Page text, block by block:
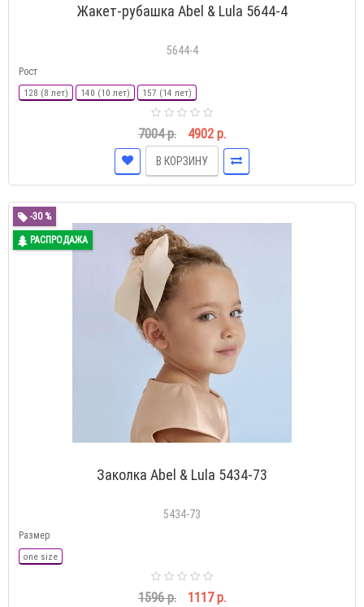
Жакет-рубашка Abel & Lula 5644-4
5644-4
Рост
128 (8 лет) 140 (10 лет) 157 (14 лет)
7004 р. 4902 р.
В КОРЗИНУ
-30 %
РАСПРОДАЖА
Заколка Abel & Lula 5434-73
5434-73
Размер
one size
1596 р. 1117 р.